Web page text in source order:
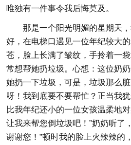
唯独有一件事令我后悔莫及。
那是一个阳光明媚的星期天
好，在电梯口遇见一位年纪较大
苍，脸上长满了皱纹，手拎着一
常想帮她扔垃圾。心想：这位奶
她扔一下垃圾，可是，垃圾那么
呀！我到底要不要帮忙？正当我
比我年纪还小的一位女孩温柔地
让我来帮您倒垃圾吧！”奶奶听了
谢谢您！”顿时我的脸上火辣辣的